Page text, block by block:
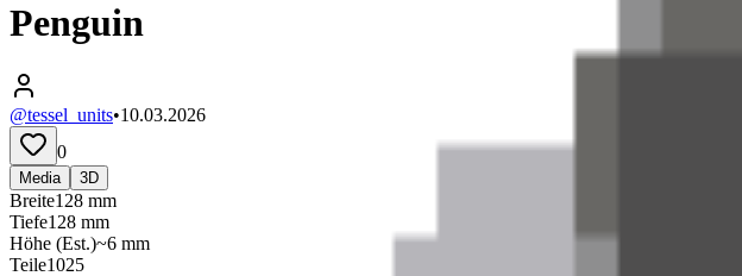
Penguin
@tessel_units•10.03.2026
0
Media 3D
Breite128 mm
Tiefe128 mm
Höhe (Est.)~6 mm
Teile1025